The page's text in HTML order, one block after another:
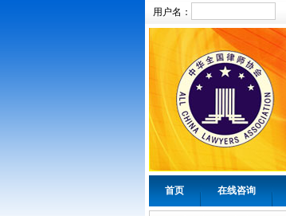
用户名：
首页 在线咨询